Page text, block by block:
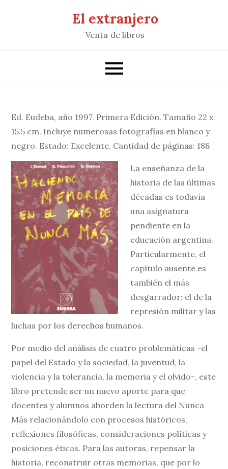
El extranjero
Venta de libros
Ed. Eudeba, año 1997. Primera Edición. Tamaño 22 x
15.5 cm. Incluye numerosas fotografías en blanco y
negro. Estado: Excelente. Cantidad de páginas: 188
La enseñanza de la
historia de las últimas
décadas es todavía
una asignatura
pendiente en la
educación argentina.
Particularmente, el
capítulo ausente es
también el más
desgarrador: el de la
represión militar y las
luchas por los derechos humanos.
Por medio del análisis de cuatro problemáticas -el
papel del Estado y la sociedad, la juventud, la
violencia y la tolerancia, la memoria y el olvido-, este
libro pretende ser un nuevo aporte para que
docentes y alumnos aborden la lectura del Nunca
Más relacionándolo con procesos históricos,
reflexiones filosóficas, consideraciones políticas y
posiciones éticas. Para las autoras, repensar la
historia, reconstruir otras memorias, que por lo